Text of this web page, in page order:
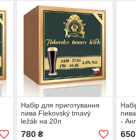
Набір для приготування
пива Flekovský tmavý
ležák на 20л
780₴
-
650